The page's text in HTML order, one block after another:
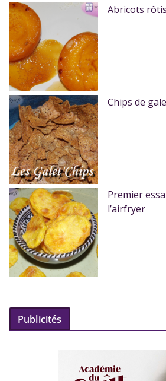
Abricots
Chips de
Premier
l’airfryer
Publicités